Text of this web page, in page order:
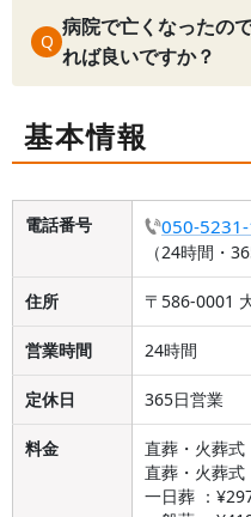
Q
病院で亡くなったの
れば良いですか？
基本情報
電話番号 050-
（24時間・
住所 〒586-0001
営業時間 24時間
定休日 365日営業
料金
直葬・火葬式
直葬・火葬式
一日葬 ：